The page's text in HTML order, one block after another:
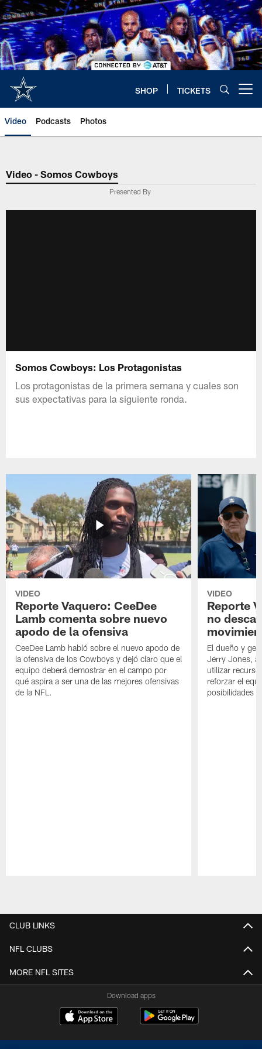
Skip
to
main
content
SHOP TICKETS
Video Podcasts Photos
Video - Somos Cowboys
Presented By
Somos Cowboys: Los Protagonistas
Los protagonistas de la primera semana y cuales son
sus expectativas para la siguiente ronda.
VIDEO
Reporte Vaquero: CeeDee
Lamb comenta sobre nuevo
apodo de la ofensiva
CeeDee Lamb habló sobre el nuevo apodo de
la ofensiva de los Cowboys y dejó claro que el
equipo deberá demostrar en el campo por
qué aspira a ser una de las mejores ofensivas
de la NFL.
VIDEO
Reporte
no
El dueño y
Jerry Jones,
utilizar
reforzar el
posibilidades
CLUB LINKS
NFL CLUBS
MORE NFL SITES
Download apps